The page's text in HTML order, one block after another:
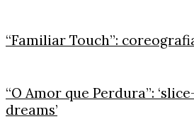
“Familiar Touch”:
“O Amor que Perdura”:
dreams’